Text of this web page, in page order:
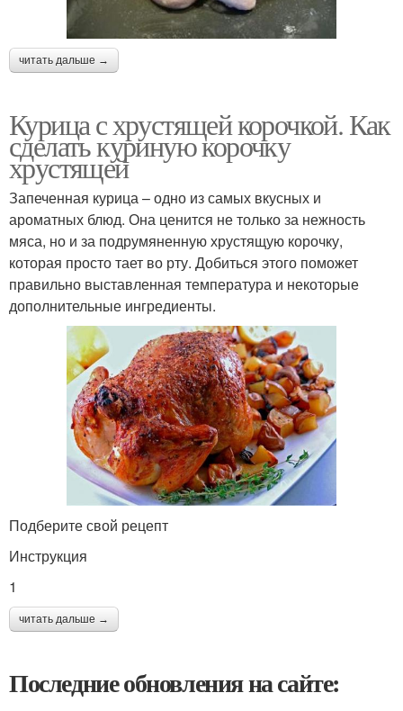
читать дальше →
Курица с хрустящей корочкой. Как
сделать куриную корочку
хрустящей
Запеченная курица – одно из самых вкусных и
ароматных блюд. Она ценится не только за нежность
мяса, но и за подрумяненную хрустящую корочку,
которая просто тает во рту. Добиться этого поможет
правильно выставленная температура и некоторые
дополнительные ингредиенты.
Подберите свой рецепт
Инструкция
1
читать дальше →
Последние обновления на сайте: